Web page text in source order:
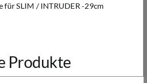
für SLIM / INTRUDER -29cm
Produkte